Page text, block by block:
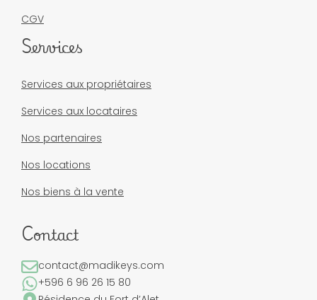
CGV
Services
Services aux propriétaires
Services aux locataires
Nos partenaires
Nos locations
Nos biens à la vente
Contact
contact@madikeys.com
+596 6 96 26 15 80